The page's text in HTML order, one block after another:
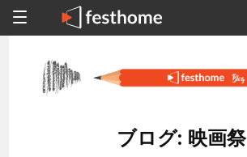
ブログ: 映画祭